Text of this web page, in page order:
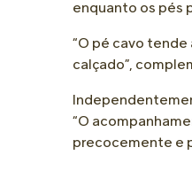
enquanto os pés
“O pé cavo
calçado”,
“O
precocemente e